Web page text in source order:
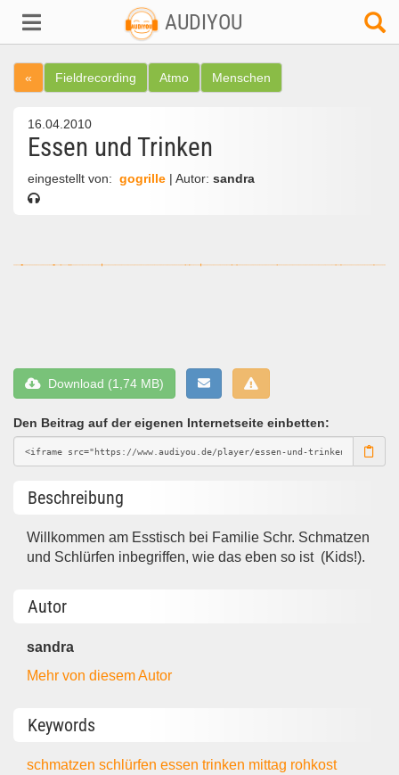
AUDIYOU
« Fieldrecording Atmo Menschen
16.04.2010
Essen und Trinken
eingestellt von: gogrille | Autor: sandra
Download (1,74 MB)
Den Beitrag auf der eigenen Internetseite einbetten:
Beschreibung
Willkommen am Esstisch bei Familie Schr. Schmatzen
und Schlürfen inbegriffen, wie das eben so ist (Kids!).
Autor
sandra
Mehr von diesem Autor
Keywords
schmatzenschlürfenessentrinken mittag rohkost